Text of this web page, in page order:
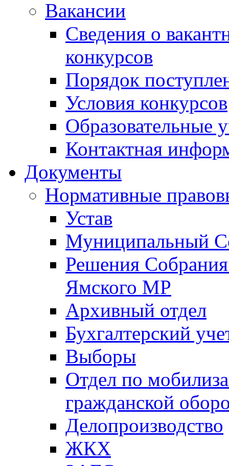
Вакансии
Сведения о
конкурсов
Порядок
Условия конкурсов
Образовательные
Контактная
Документы
Нормативные
Устав
Муниципальный
Решения
Ямского МР
Архивный отдел
Бухгалтерский
Выборы
Отдел по
гражданской
Делопроизводство
ЖКХ